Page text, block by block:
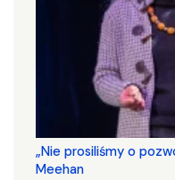
„Nie prosiliśmy o
Meehan